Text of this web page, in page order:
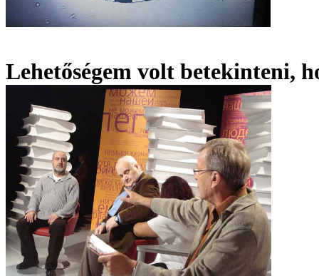
Lehetőségem volt betekinteni,